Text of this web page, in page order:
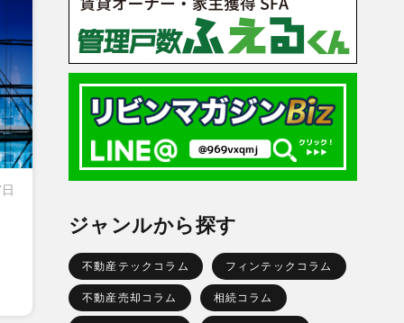
ジャンルから探す
不動産テックコラム フィンテックコラム
不動産売却コラム 相続コラム